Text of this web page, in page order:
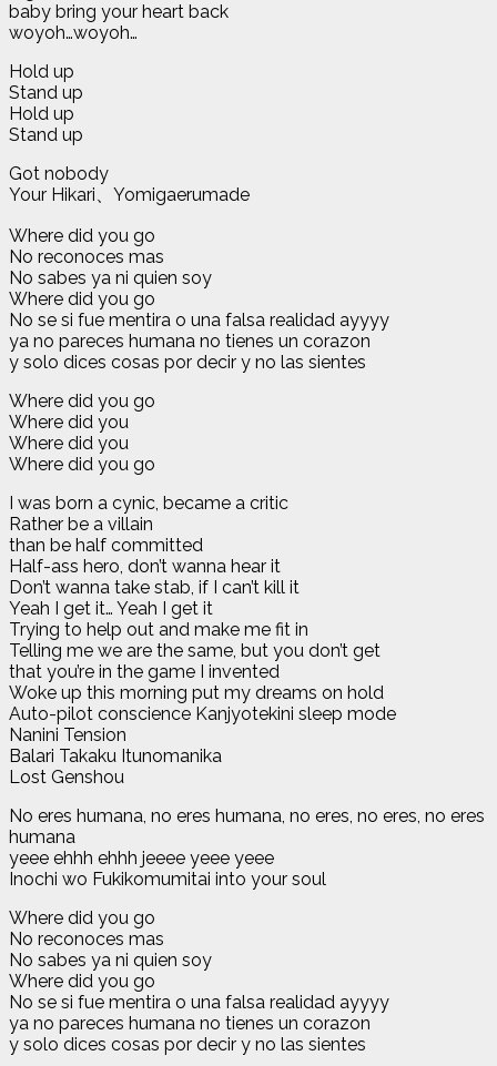
baby bring your heart back
woyoh…woyoh…
Hold up
Stand up
Hold up
Stand up
Got nobody
Your Hikari、Yomigaerumade
Where did you go
No reconoces mas
No sabes ya ni quien soy
Where did you go
No se si fue mentira o una falsa realidad ayyyy
ya no pareces humana no tienes un corazon
y solo dices cosas por decir y no las sientes
Where did you go
Where did you
Where did you
Where did you go
I was born a cynic, became a critic
Rather be a villain
than be half committed
Half-ass hero, don’t wanna hear it
Don’t wanna take stab, if I can’t kill it
Yeah I get it… Yeah I get it
Trying to help out and make me fit in
Telling me we are the same, but you don’t get
that you’re in the game I invented
Woke up this morning put my dreams on hold
Auto-pilot conscience Kanjyotekini sleep mode
Nanini Tension
Balari Takaku Itunomanika
Lost Genshou
No eres humana, no eres humana, no eres, no eres, no eres
humana
yeee ehhh ehhh jeeee yeee yeee
Inochi wo Fukikomumitai into your soul
Where did you go
No reconoces mas
No sabes ya ni quien soy
Where did you go
No se si fue mentira o una falsa realidad ayyyy
ya no pareces humana no tienes un corazon
y solo dices cosas por decir y no las sientes